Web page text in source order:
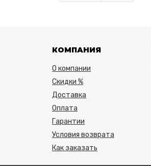
КОМПАНИЯ
О компании
Скидки %
Доставка
Оплата
Гарантии
Условия возврата
Как заказать